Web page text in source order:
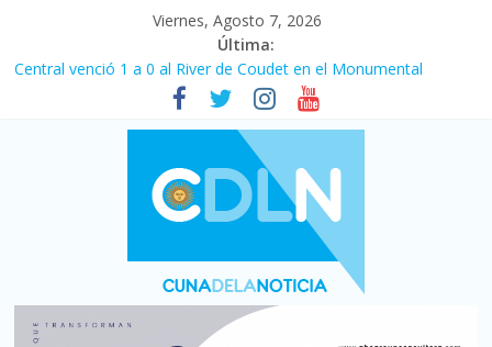
Viernes, Agosto 7, 2026
Última:
Central venció 1 a 0 al River de Coudet en el Monumental
La morosidad alcanzó su nivel más alto en dos décadas y ya
afecta a 400 mil deudores en Santa Fe
Desde que asumió Milei cerraron 41.000 kioscos: el sector
denuncia crisis como en 2001
Vacaciones de invierno con más movimiento y consumo
turístico: 4,6 millones de personas viajaron por el país, un 5,9%
Fuerte caída de la venta de autos usados en julio: bajó un 12,6%